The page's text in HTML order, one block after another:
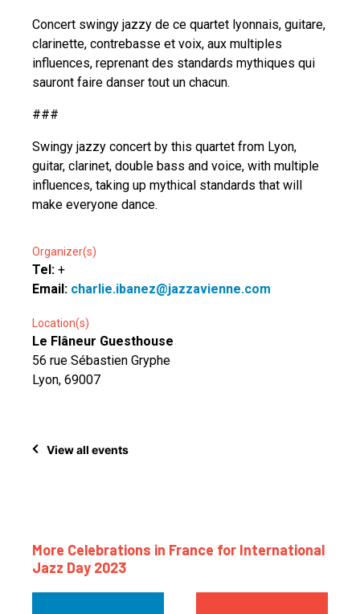
Concert swingy jazzy de ce quartet lyonnais, guitare,
clarinette, contrebasse et voix, aux multiples
influences, reprenant des standards mythiques qui
sauront faire danser tout un chacun.
###
Swingy jazzy concert by this quartet from Lyon,
guitar, clarinet, double bass and voice, with multiple
influences, taking up mythical standards that will
make everyone dance.
Organizer(s)
Tel: +
Email: charlie.ibanez@jazzavienne.com
Location(s)
Le Flâneur Guesthouse
56 rue Sébastien Gryphe
Lyon, 69007
View all events
More Celebrations in France for International
Jazz Day 2023